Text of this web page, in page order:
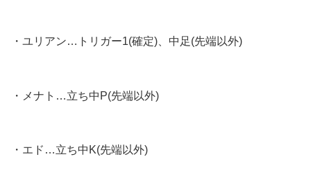
・ユリアン…トリガー1(確定)、中足(先端以外)
・メナト…立ち中P(先端以外)
・エド…立ち中K(先端以外)